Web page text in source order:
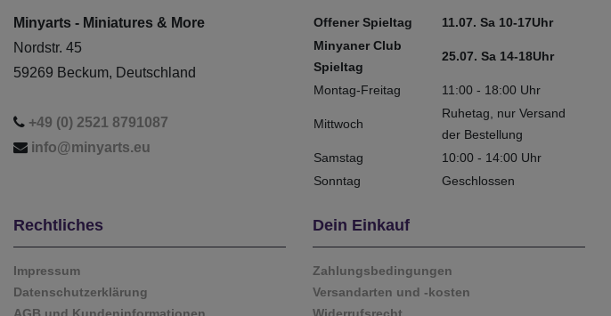
Minyarts - Miniatures & More
Nordstr. 45
59269 Beckum, Deutschland
+49 (0) 2521 8791087
info@minyarts.eu
Offener Spieltag
11.07. Sa 10-17Uhr
Minyaner Club
Spieltag
25.07. Sa 14-18Uhr
Montag-Freitag 11:00 - 18:00 Uhr
Mittwoch
Ruhetag, nur Versand
der Bestellung
Samstag
10:00 - 14:00 Uhr
Sonntag
Geschlossen
Rechtliches
Impressum
Datenschutzerklärung
Dein Einkauf
Zahlungsbedingungen
Versandarten und -kosten